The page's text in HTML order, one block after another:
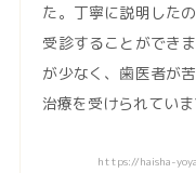
た。丁寧に説明した
受診することができ
が少なく、歯医者が
治療を受けられていま
https://haisha-